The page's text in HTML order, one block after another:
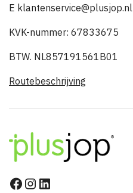
E klantenservice@plusjop.nl
KVK-nummer: 67833675
BTW. NL857191561B01
Routebeschrijving